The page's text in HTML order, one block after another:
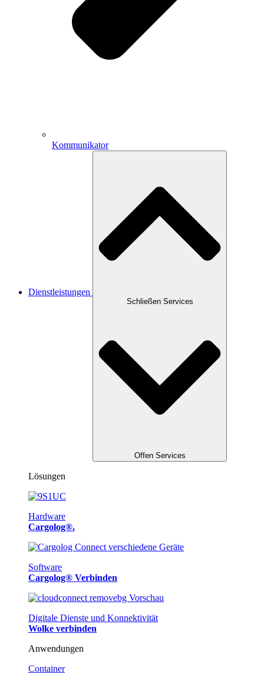
Kommunikator
Dienstleistungen
Schließen Services
Offen Services
Lösungen
Hardware
Cargolog®.
Software
Cargolog® Verbinden
Digitale Dienste und Konnektivität
Wolke verbinden
Anwendungen
Container